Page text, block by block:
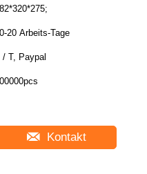
20 Arbeits-Tage
/ T, Paypal
Kontakt